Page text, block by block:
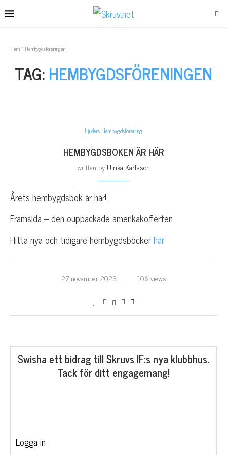
Hem» Hembygdsföreningen
TAG:HEMBYGDSFÖRENINGEN
Ljuders Hembygdsförening
HEMBYGDSBOKEN ÄR HÄR
written by Ulrika Karlsson
Årets hembygdsbok är här!
Framsida – den ouppackade amerikakofferten
Hitta nya och tidigare hembygdsböckerhär
27 november 2023 106 views
Swisha ett bidrag till Skruvs IF:s nya klubbhus.
Tack för ditt engagemang!
Logga in